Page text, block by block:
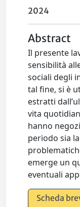
2024
Abstract
Il presente
sensibilità
sociali degli
tal fine, si è
estratti
vita
hanno
periodo sia
emerge un
eventuali
Scheda